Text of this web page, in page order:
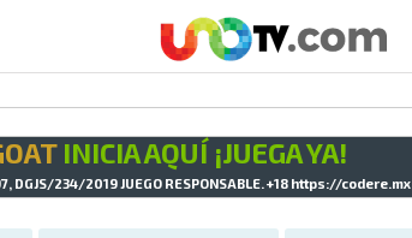
INICIA AQUÍ ¡JUEGA YA!
234/2019 JUEGO RESPONSABLE. +18 https://codere.mx